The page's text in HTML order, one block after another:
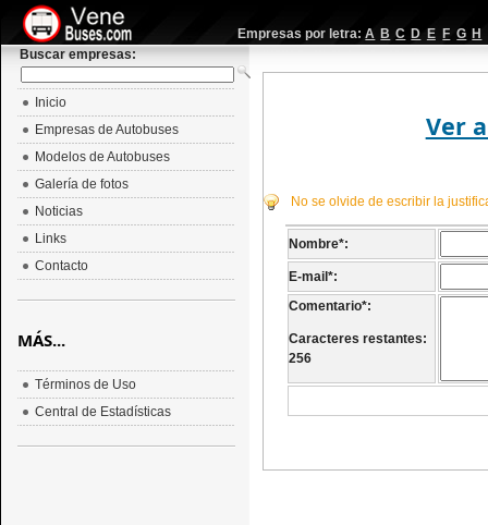
Empresas por letra: A B C D E F G H
Buscar empresas:
Ver
No se olvide de escribir la
Nombre*:
E-mail*:
Comentario*:
Caracteres restantes:
256
Inicio
Empresas de Autobuses
Modelos de Autobuses
Galería de fotos
Noticias
Links
Contacto
MÁS...
Términos de Uso
Central de Estadísticas